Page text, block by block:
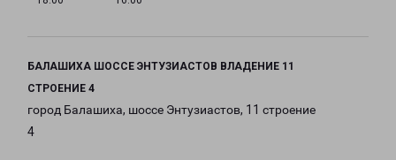
БАЛАШИХА ШОССЕ ЭНТУЗИАСТОВ ВЛАДЕНИЕ 11
СТРОЕНИЕ 4
город Балашиха, шоссе Энтузиастов, 11 строение
4